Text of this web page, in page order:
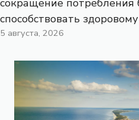
сокращение потребления
способствовать
5 августа, 2026